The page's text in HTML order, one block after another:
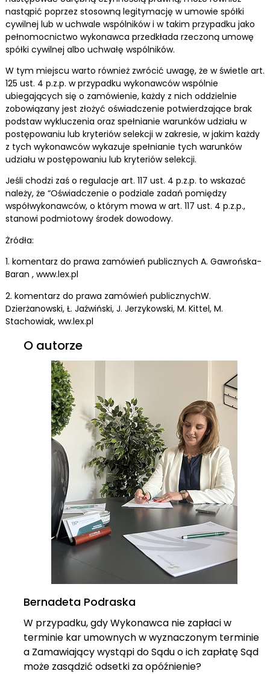
nastąpić poprzez stosowną legitymację w umowie spółki
cywilnej lub w uchwale wspólników i w takim przypadku jako
pełnomocnictwo wykonawca przedkłada rzeczoną umowę
spółki cywilnej albo uchwałę wspólników.
W tym miejscu warto również zwrócić uwagę, że w świetle art.
125 ust. 4 p.z.p. w przypadku wykonawców wspólnie
ubiegających się o zamówienie, każdy z nich oddzielnie
zobowiązany jest złożyć oświadczenie potwierdzające brak
podstaw wykluczenia oraz spełnianie warunków udziału w
postępowaniu lub kryteriów selekcji w zakresie, w jakim każdy
z tych wykonawców wykazuje spełnianie tych warunków
udziału w postępowaniu lub kryteriów selekcji.
Jeśli chodzi zaś o regulacje art. 117 ust. 4 p.z.p. to wskazać
należy, że “Oświadczenie o podziale zadań pomiędzy
współwykonawców, o którym mowa w art. 117 ust. 4 p.z.p.,
stanowi podmiotowy środek dowodowy.
Żródła:
1. komentarz do prawa zamówień publicznych A. Gawrońska-
Baran , www.lex.pl
2. komentarz do prawa zamówień publicznychW.
Dzierżanowski, Ł. Jaźwiński, J. Jerzykowski, M. Kittel, M.
Stachowiak, ww.lex.pl
O autorze
Bernadeta Podraska
W przypadku, gdy Wykonawca nie zapłaci w
terminie kar umownych w wyznaczonym terminie
a Zamawiający wystąpi do Sądu o ich zapłatę Sąd
może zasądzić odsetki za opóźnienie?